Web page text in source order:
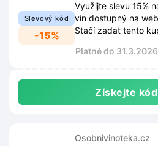
Slevový kód
-15%
Využijte slevu 15%
vín dostupný na
Stačí zadat tento
Platné do 31.3.2026
Získejte kód
Osobnivinoteka.cz